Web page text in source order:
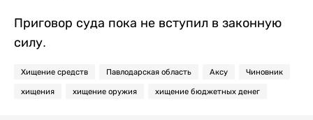
Приговор суда пока не вступил в законную
силу.
Хищение средств Павлодарская область Аксу Чиновник
хищения хищение оружия хищение бюджетных денег